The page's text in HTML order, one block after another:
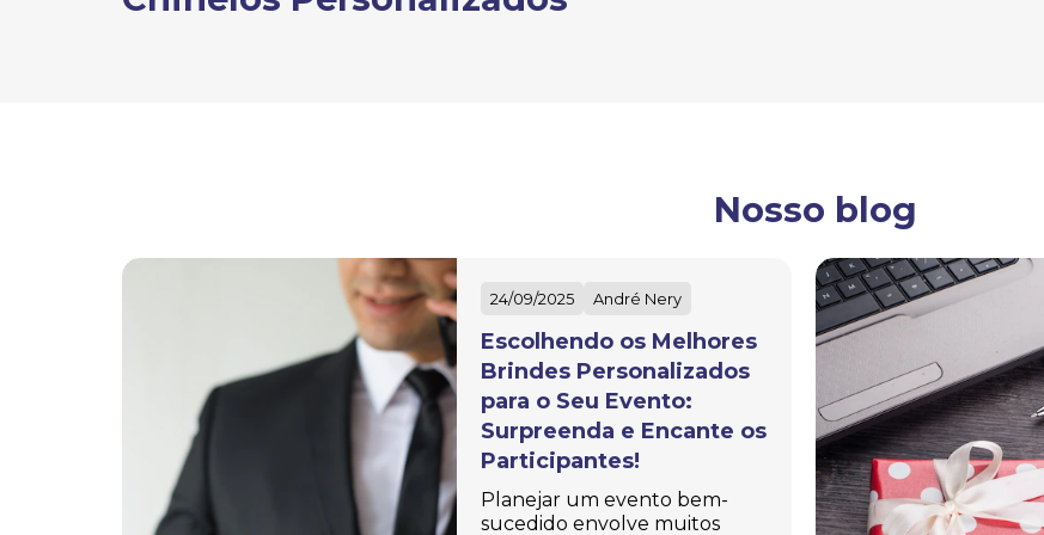
Malas Personalizadas
Mantas Personalizadas
Marmita Personalizada
Massageador de Madeira
Personalizado
Meias Personalizadas
Nosso blog
24/09/2025 André Nery
Escolhendo os Melhores
Brindes Personalizados
para o Seu Evento:
Surpreenda e Encante os
Participantes!
Planejar um evento bem-
sucedido envolve muitos